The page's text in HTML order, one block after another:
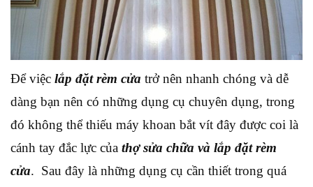
Để việc lắp đặt rèm cửa trở nên nhanh chóng và dễ
dàng bạn nên có những dụng cụ chuyên dụng, trong
đó không thể thiếu máy khoan bắt vít đây được coi là
cánh tay đắc lực của thợ sửa chữa và lắp đặt rèm
cửa. Sau đây là những dụng cụ cần thiết trong quá